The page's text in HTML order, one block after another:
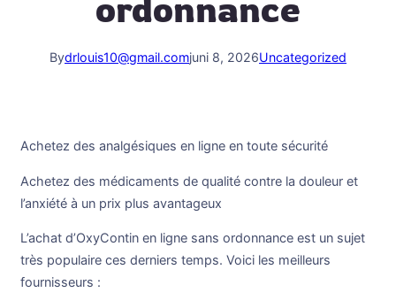
Bydrlouis10@gmail.comjuni 8, 2026Uncategorized
Achetez des analgésiques en ligne en toute sécurité
Achetez des médicaments de qualité contre la douleur et
l’anxiété à un prix plus avantageux
L’achat d’OxyContin en ligne sans ordonnance est un sujet
très populaire ces derniers temps. Voici les meilleurs
fournisseurs :